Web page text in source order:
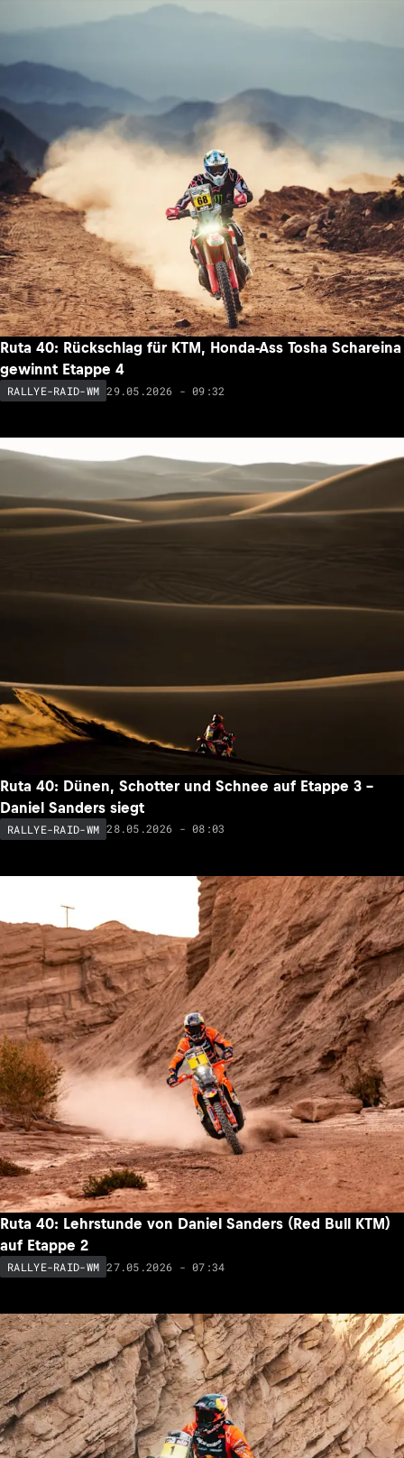
Ruta 40: Rückschlag für KTM, Honda-Ass Tosha Schareina
gewinnt Etappe 4
RALLYE-RAID-WM 29.05.2026 - 09:32
Ruta 40: Dünen, Schotter und Schnee auf Etappe 3 –
Daniel Sanders siegt
RALLYE-RAID-WM 28.05.2026 - 08:03
Ruta 40: Lehrstunde von Daniel Sanders (Red Bull KTM)
auf Etappe 2
RALLYE-RAID-WM 27.05.2026 - 07:34